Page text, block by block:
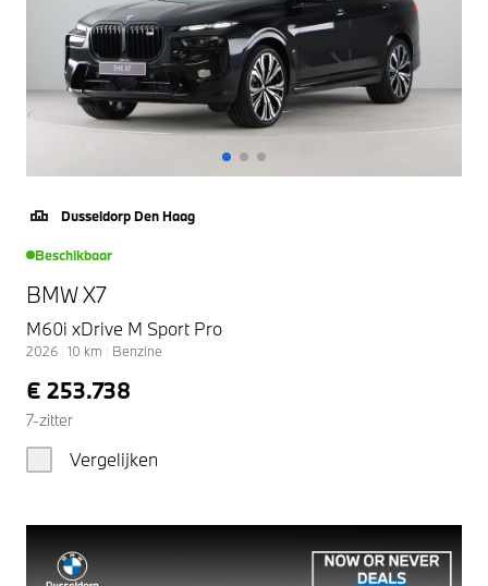
Dusseldorp Den Haag
Beschikbaar
BMW X7
M60i xDrive M Sport Pro
2026 10 km Benzine
€ 253.738
7-zitter
Vergelijken